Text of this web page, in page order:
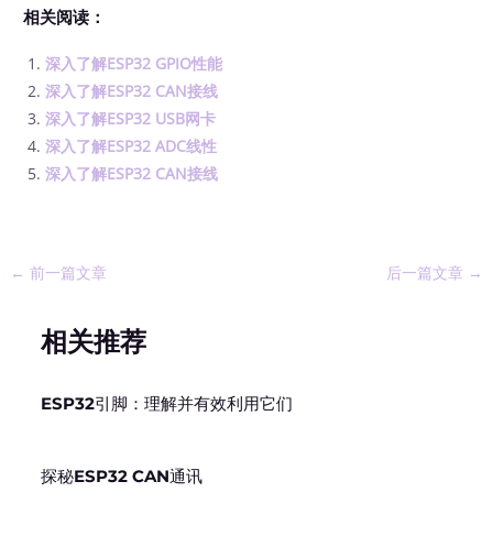
相关阅读：
深入了解ESP32 GPIO性能
深入了解ESP32 CAN接线
深入了解ESP32 USB网卡
深入了解ESP32 ADC线性
深入了解ESP32 CAN接线
← 前一篇文章 后一篇文章 →
相关推荐
ESP32引脚：理解并有效利用它们
探秘ESP32 CAN通讯